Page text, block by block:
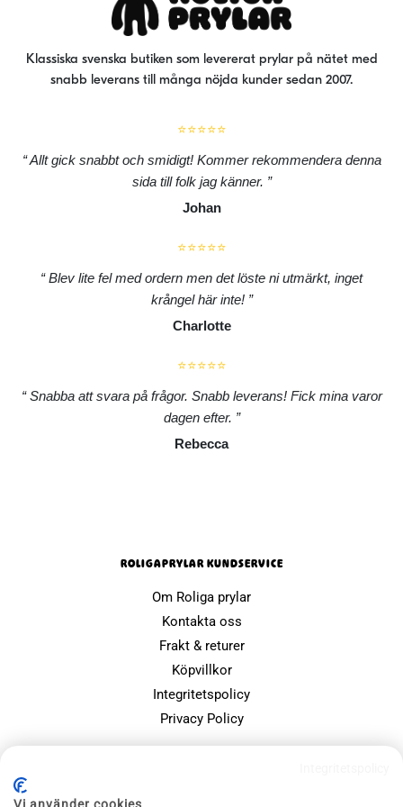
Klassiska svenska butiken som levererat prylar på nätet med
snabb leverans till många nöjda kunder sedan 2007.
⭐⭐⭐⭐⭐
Allt gick snabbt och smidigt! Kommer rekommendera denna
sida till folk jag känner.
Johan
⭐⭐⭐⭐⭐
Blev lite fel med ordern men det löste ni utmärkt, inget
krångel här inte!
Charlotte
⭐⭐⭐⭐⭐
Snabba att svara på frågor. Snabb leverans! Fick mina varor
dagen efter.
Rebecca
ROLIGAPRYLAR KUNDSERVICE
Om Roliga prylar
Kontakta oss
Frakt & returer
Köpvillkor
Integritetspolicy
Privacy Policy